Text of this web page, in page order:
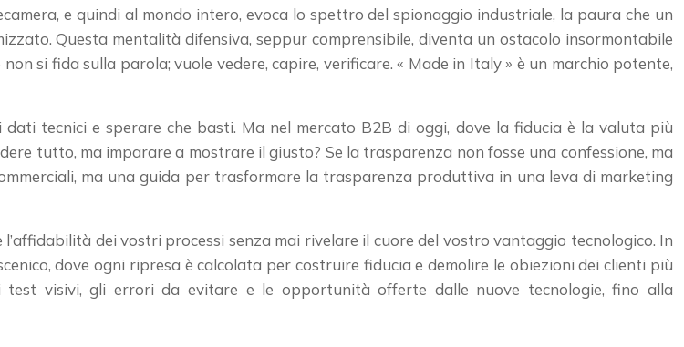
e quindi al mondo intero, evoca lo spettro del spionaggio industriale, la paura che un
Questa mentalità difensiva, seppur comprensibile, diventa un ostacolo insormontabile
si fida sulla parola; vuole vedere, capire, verificare. « Made in Italy » è un marchio potente,
tecnici e sperare che basti. Ma nel mercato B2B di oggi, dove la fiducia è la valuta più
tutto, ma imparare a mostrare il giusto? Se la trasparenza non fosse una confessione, ma
ma una guida per trasformare la trasparenza produttiva in una leva di marketing
dei vostri processi senza mai rivelare il cuore del vostro vantaggio tecnologico. In
dove ogni ripresa è calcolata per costruire fiducia e demolire le obiezioni dei clienti più
test visivi, gli errori da evitare e le opportunità offerte dalle nuove tecnologie, fino alla